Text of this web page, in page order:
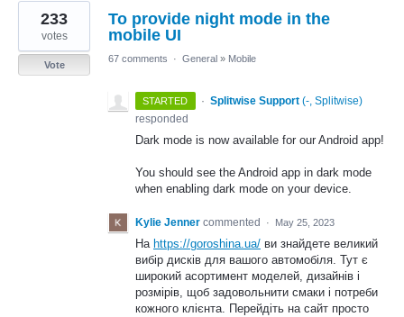
To provide night mode in the
mobile UI
233
votes
Vote
67 comments · General » Mobile
STARTED · Splitwise Support (-, Splitwise)
responded
Dark mode is now available for our Android app!
You should see the Android app in dark mode
when enabling dark mode on your device.
Kylie Jenner commented · May 25, 2023
На https://goroshina.ua/ ви знайдете великий
вибір дисків для вашого автомобіля. Тут є
широкий асортимент моделей, дизайнів і
розмірів, щоб задовольнити смаки і потреби
кожного клієнта. Перейдіть на сайт просто